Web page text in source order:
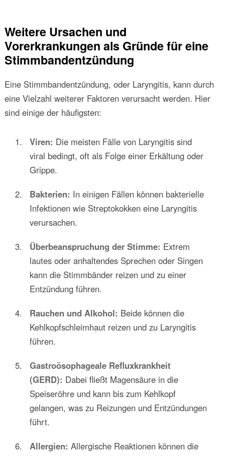
Weitere Ursachen und
Vorerkrankungen als Gründe für eine
Stimmbandentzündung
Eine Stimmbandentzündung, oder Laryngitis, kann durch
eine Vielzahl weiterer Faktoren verursacht werden. Hier
sind einige der häufigsten:
Viren: Die meisten Fälle von Laryngitis sind
viral bedingt, oft als Folge einer Erkältung oder
Grippe.
Bakterien: In einigen Fällen können bakterielle
Infektionen wie Streptokokken eine Laryngitis
verursachen.
Überbeanspruchung der Stimme: Extrem
lautes oder anhaltendes Sprechen oder Singen
kann die Stimmbänder reizen und zu einer
Entzündung führen.
Rauchen und Alkohol: Beide können die
Kehlkopfschleimhaut reizen und zu Laryngitis
führen.
Gastroösophageale Refluxkrankheit
(GERD): Dabei fließt Magensäure in die
Speiseröhre und kann bis zum Kehlkopf
gelangen, was zu Reizungen und Entzündungen
führt.
Allergien: Allergische Reaktionen können die